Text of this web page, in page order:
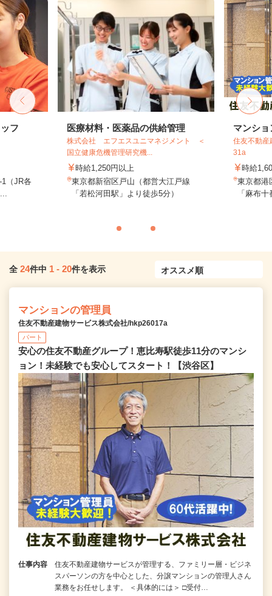
フ
（JR各
医療材料・医薬品の供給管理
株式会社 エフエスユニマネジメント ＜
国立健康危機管理研究機...
時給1,250円以上
東京都新宿区戸山（都営大江戸線
「若松河田駅」より徒歩5分）
マンシ
住友不動産
31a
時給
東京都港
「麻布
全 24件中 1 - 20件を表示
マンションの管理員
住友不動産建物サービス株式会社/hkp26017a
パート
安心の住友不動産グループ！恵比寿駅徒歩11分のマンシ
ョン！未経験でも安心してスタート！【渋谷区】
仕事内容
住友不動産建物サービスが管理する、ファミリー層・ビジネ
スパーソンの方を中心とした、分譲マンションの管理人さん
業務をお任せします。 ＜具体的には＞ □受付…